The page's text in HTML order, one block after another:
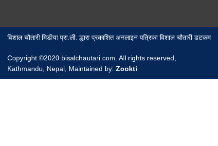
विशाल चौतारी मिडीया प्रा.ली. द्धारा प्रकाशित अनलाइन पत्रिका विशाल चौतारी डटकम
Copyright ©2020 bisalchautari.com. All rights reserved,
Kathmandu, Nepal, Maintained by: Zookti